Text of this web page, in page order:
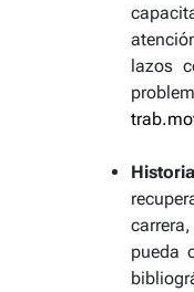
lazos
pueda